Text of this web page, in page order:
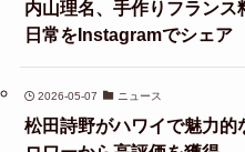
内山理名、手作りフラン
日常をInstagramでシェア
2026-05-07 ニュース
松田詩野がハワイで魅力的